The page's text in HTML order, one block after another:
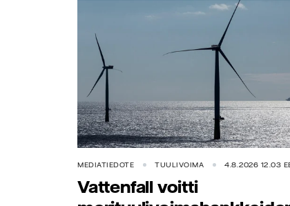
MEDIATIEDOTE TUULIVOIMA 4.8.2026 12.03
Vattenfall voitti